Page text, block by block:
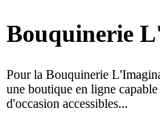
Bouquinerie
Pour la Bouquinerie
une boutique en ligne
d'occasion accessibles...